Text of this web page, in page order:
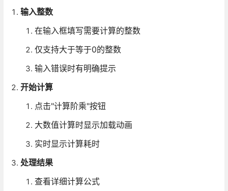
输入整数
在输入框填写需要计算的整数
仅支持大于等于0的整数
输入错误时有明确提示
开始计算
点击"计算阶乘"按钮
大数值计算时显示加载动画
实时显示计算耗时
处理结果
查看详细计算公式